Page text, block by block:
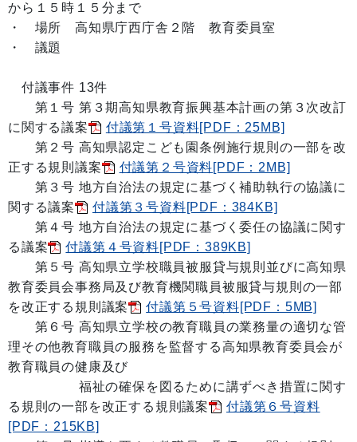
から１５ 時１５ 分まで
・ 場所 高知県庁西庁舎２階 教育委員室
・ 議題
付議事件 13件
第１号 第３期高知県教育振興基本計画の第３次改訂
に関する議案
付議第１号資料[PDF：25MB]
第２号 高知県認定こども園条例施行規則の一部を改
正する規則議案
付議第２号資料[PDF：2MB]
第３号 地方自治法の規定に基づく補助執行の協議に
関する議案
付議第３号資料[PDF：384KB]
第４号 地方自治法の規定に基づく委任の協議に関す
る議案
付議第４号資料[PDF：389KB]
第５号 高知県立学校職員被服貸与規則並びに高知県
教育委員会事務局及び教育機関職員被服貸与規則の一部
を改正する規則議案
付議第５号資料[PDF：5MB]
第６号 高知県立学校の教育職員の業務量の適切な管
理その他教育職員の服務を監督する高知県教育委員会が
教育職員の健康及び
福祉の確保を図るために講ずべき措置に関す
る規則の一部を改正する規則議案
付議第６号資料
[PDF：215KB]